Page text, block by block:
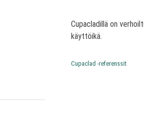
Cupacladillä on
käyttöikä.
Cupaclad -referenssit